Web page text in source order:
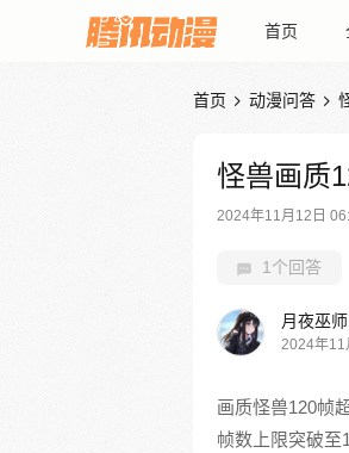
首页
首页  动漫问答 
怪兽画质
2024年11月12日
1个回答
月夜巫师
2024年11
画质怪兽120帧
帧数上限突破至